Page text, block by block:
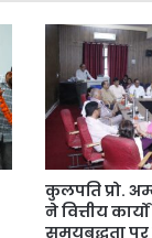
कुलपति प्रो.
ने वित्तीय
समयबद्धता पर